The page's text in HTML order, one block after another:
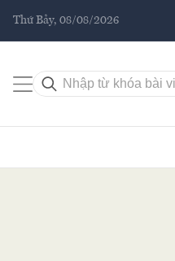
Thứ Bảy, 08/08/2026